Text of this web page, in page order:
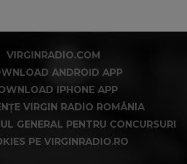
VIRGINRADIO.COM
ANDROID APP
IPHONE APP
VIRGIN RADIO ROMÂNIA
GENERAL PENTRU CONCURSURI
PE VIRGINRADIO.RO